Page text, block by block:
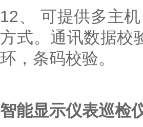
12、 可提供多主
方式。通讯数
环，条码校验。
智能显示仪表巡检